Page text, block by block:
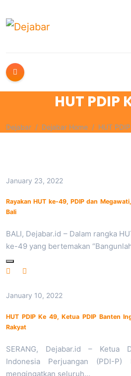
HUT PDIP
Dejabar Dejabar Home HUT
January 23, 2022
Rayakan HUT ke-49, PDIP dan
Bali
BALI, Dejabar.id – Dalam rangka
ke-49 yang bertemakan
January 10, 2022
HUT PDIP Ke 49, Ketua PDIP Banten
Rakyat
SERANG, Dejabar.id – Ketua
Indonesia Perjuangan (PDI-P)
mengingatkan seluruh…